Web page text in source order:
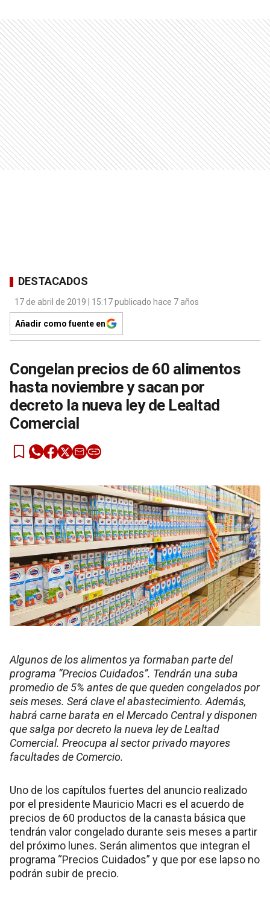
DESTACADOS
17 de abril de 2019 | 15:17 publicado hace 7 años
Añadir como fuente en
Congelan precios de 60 alimentos
hasta noviembre y sacan por
decreto la nueva ley de Lealtad
Comercial
Algunos de los alimentos ya formaban parte del
programa “Precios Cuidados”. Tendrán una suba
promedio de 5% antes de que queden congelados por
seis meses. Será clave el abastecimiento. Además,
habrá carne barata en el Mercado Central y disponen
que salga por decreto la nueva ley de Lealtad
Comercial. Preocupa al sector privado mayores
facultades de Comercio.
Uno de los capítulos fuertes del anuncio realizado
por el presidente Mauricio Macri es el acuerdo de
precios de 60 productos de la canasta básica que
tendrán valor congelado durante seis meses a partir
del próximo lunes. Serán alimentos que integran el
programa “Precios Cuidados” y que por ese lapso no
podrán subir de precio.